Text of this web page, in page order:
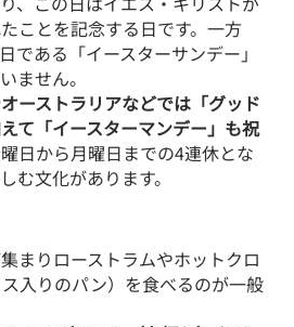
ことを記念する日です。一方
である「イースターサンデー」
ません。
ーストラリアなどでは「グッド
て「イースターマンデー」も祝
日から月曜日までの4連休とな
む文化があります。
まりローストラムやホットクロ
入りのパン）を食べるのが一般